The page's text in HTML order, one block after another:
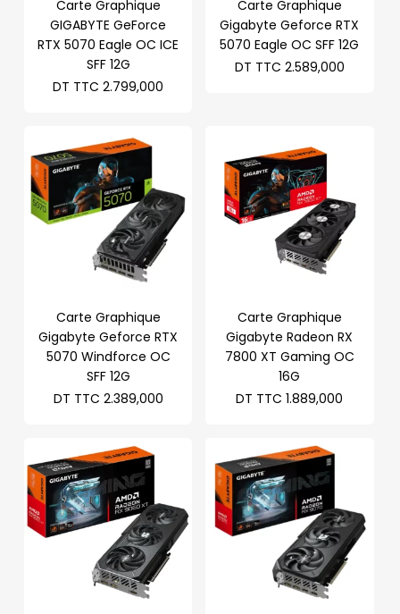
Carte Graphique
GIGABYTE GeForce
RTX 5070 Eagle OC ICE
SFF 12G
DT TTC 2.799,000
Carte Graphique
Gigabyte Geforce RTX
5070 Eagle OC SFF 12G
DT TTC 2.589,000
Carte Graphique
Gigabyte Geforce RTX
5070 Windforce OC
SFF 12G
DT TTC 2.389,000
Carte Graphique
Gigabyte Radeon RX
7800 XT Gaming OC
16G
DT TTC 1.889,000